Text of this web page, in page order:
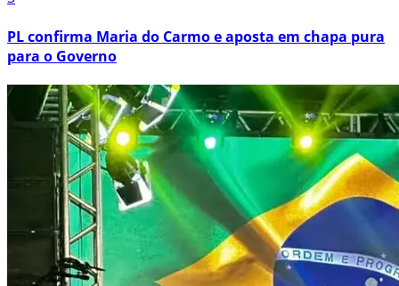
PL confirma Maria do Carmo e aposta em chapa pura
para o Governo